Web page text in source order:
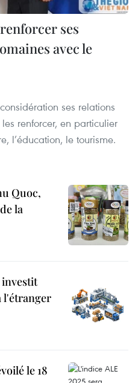
ses
avec le
ses relations
renforcer, en particulier
l’éducation, le tourisme.
Quoc,
la
investit
l'étranger
le 18